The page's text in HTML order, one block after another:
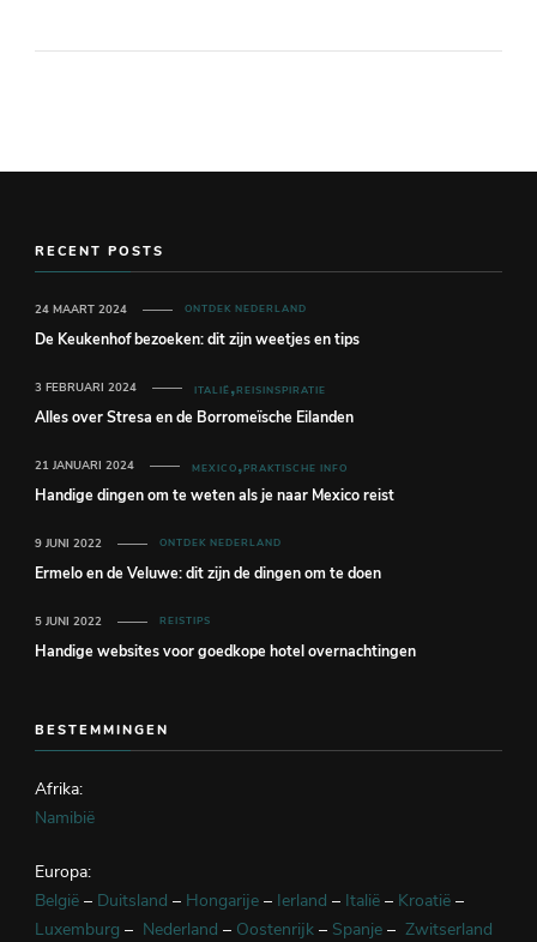
RECENT POSTS
ONTDEK NEDERLAND
De Keukenhof bezoeken: dit zijn weetjes en tips
24 MAART 2024
ITALIË REISINSPIRATIE
Alles over Stresa en de Borromeïsche Eilanden
3 FEBRUARI 2024
MEXICO PRAKTISCHE INFO
Handige dingen om te weten als je naar Mexico reist
21 JANUARI 2024
ONTDEK NEDERLAND
Ermelo en de Veluwe: dit zijn de dingen om te doen
9 JUNI 2022
REISTIPS
Handige websites voor goedkope hotel overnachtingen
5 JUNI 2022
BESTEMMINGEN
Afrika:
Namibië
Europa:
België – Duitsland – Hongarije – Ierland – Italië – Kroatië –
Luxemburg – Nederland – Oostenrijk – Spanje – Zwitserland